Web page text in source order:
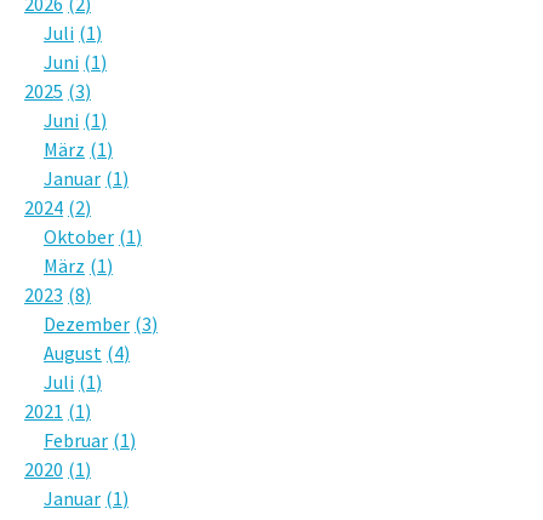
Juli 1
Juni 1
2025 3
Juni 1
März 1
Januar 1
2024 2
Oktober 1
März 1
2023 8
Dezember 3
August 4
Juli 1
2021
1
Februar 1
2020 1
Januar 1